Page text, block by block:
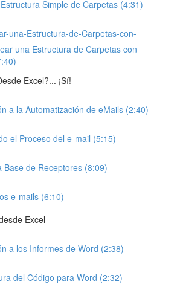
Simple de Carpetas (4:31)
una-Estructura-de-Carpetas-con-
una Estructura de Carpetas con
Excel?... ¡Sí!
a la Automatización de eMails (2:40)
el Proceso del e-mail (5:15)
Base de Receptores (8:09)
e-mails (6:10)
Excel
a los Informes de Word (2:38)
del Código para Word (2:32)